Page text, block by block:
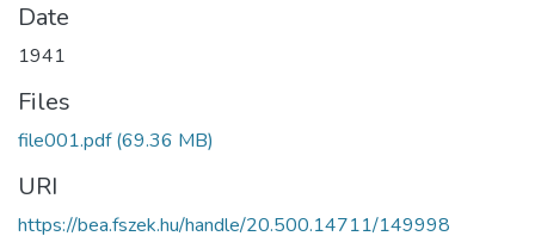
Date
1941
Files
file001.pdf(69.36 MB)
URI
https://bea.fszek.hu/handle/20.500.14711/149998